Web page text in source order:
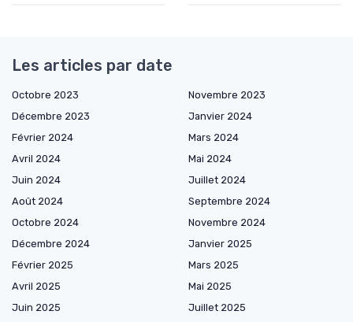
Les articles par date
Octobre 2023
Novembre 2023
Décembre 2023
Janvier 2024
Février 2024
Mars 2024
Avril 2024
Mai 2024
Juin 2024
Juillet 2024
Août 2024
Septembre 2024
Octobre 2024
Novembre 2024
Décembre 2024
Janvier 2025
Février 2025
Mars 2025
Avril 2025
Mai 2025
Juin 2025
Juillet 2025